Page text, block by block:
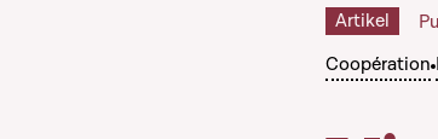
Coopération
Artikel